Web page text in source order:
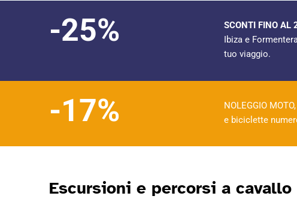
-25% SCONTI FINO AL
Ibiza e
tuo viaggio.
-17%
NOLEGGIO
e biciclette
Escursioni e percorsi a cavallo